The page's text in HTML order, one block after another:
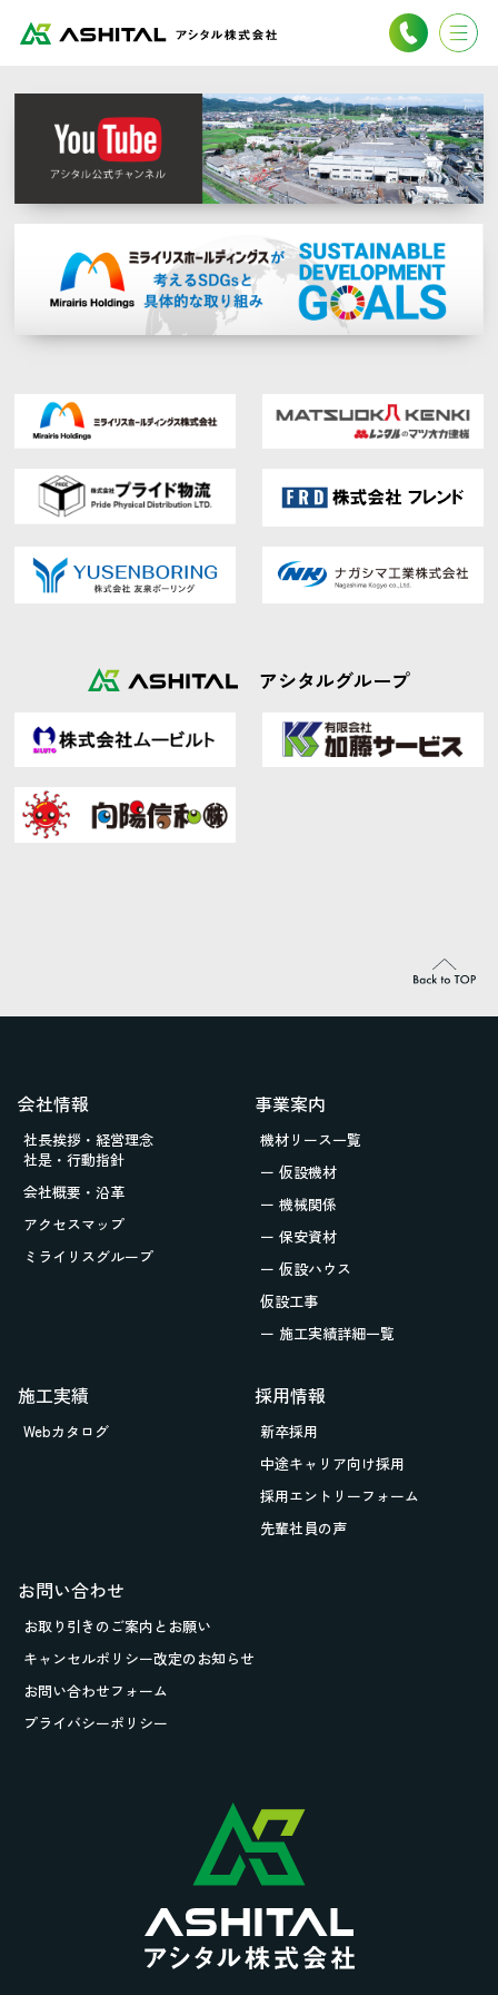
アシタルグループ
会社情報
社長挨拶・経営理念
社是・行動指針
会社概要・沿革
アクセスマップ
ミライリスグループ
事業案内
機材リース一覧
ー 仮設機材
ー 機械関係
ー 保安資材
ー 仮設ハウス
仮設工事
ー 施工実績詳細一覧
施工実績
Webカタログ
採用情報
新卒採用
中途キャリア向け採用
採用エントリーフォーム
先輩社員の声
お問い合わせ
お取り引きのご案内とお願い
キャンセルポリシー改定のお知らせ
お問い合わせフォーム
プライバシーポリシー